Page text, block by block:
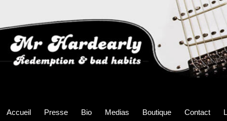
Accueil Presse Bio Medias Boutique Contact